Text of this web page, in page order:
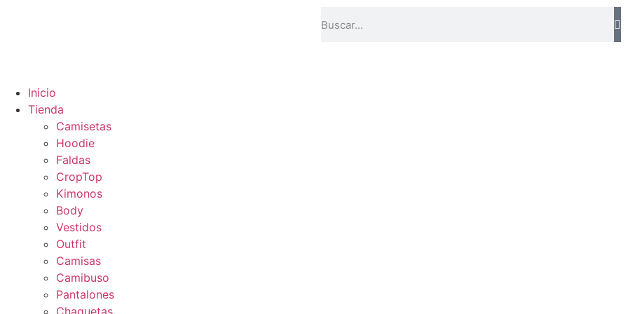
Inicio
Tienda
Camisetas
Hoodie
Faldas
CropTop
Kimonos
Body
Vestidos
Outfit
Camisas
Camibuso
Pantalones
Chaquetas